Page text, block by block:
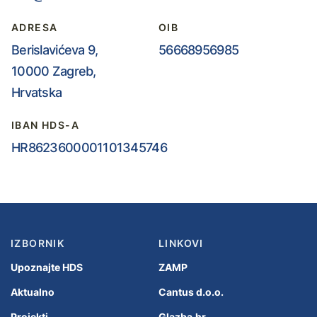
ADRESA
Berislavićeva 9,
10000 Zagreb,
Hrvatska
OIB
56668956985
IBAN HDS-A
HR8623600001101345746
IZBORNIK
Upoznajte HDS
Aktualno
LINKOVI
ZAMP
Cantus d.o.o.